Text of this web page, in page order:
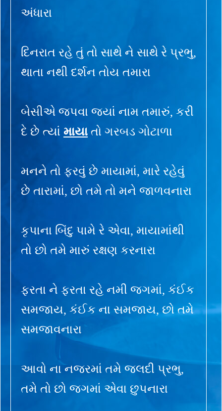
અંધારા
દિનરાત રહે તું તો સાથે ને સાથે રે પ્રભુ,
થાતા નથી દર્શન તોય તમારા
બેસીએ જપવા જ્યાં નામ તમારું, કરી
દે છે ત્યાં માયા તો ગરબડ ગોટાળા
મનને તો ફરવું છે માયામાં, મારે રહેવું
છે તારામાં, છો તમે તો મને જાળવનારા
કૃપાના બિંદુ પામે રે એવા, માયામાંથી
તો છો તમે મારું રક્ષણ કરનારા
ફરતા ને ફરતા રહે નમી જગમાં, કંઈક
સમજાય, કંઈક ના સમજાય, છો તમે
સમજાવનારા
આવો ના નજરમાં તમે જલદી પ્રભુ,
તમે તો છો જગમાં એવા છુપનારા